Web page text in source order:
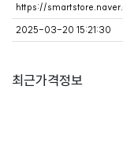
https://
2025-03-20 15:21:30
최근가격정보